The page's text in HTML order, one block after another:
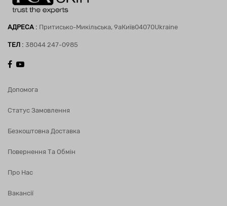
АДРЕСА : Притисько-Микільська, 9аКиїв04070Ukraine
ТЕЛ : 38044 247-0985
Допомога
Статус Замовлення
Безкоштовна Доставка
Повернення Та Обмін
Про Нас
Вакансії